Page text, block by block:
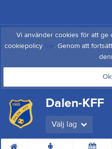
Vi använder cookies för att ge
cookiepolicy
. Genom att
Dalen-KFF
Välj lag